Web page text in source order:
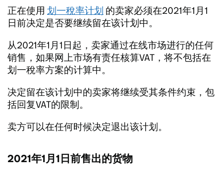
正在使用 划一稅率计划 的卖家必须在2021年1月1
日前决定是否要继续留在该计划中。
从2021年1月1日起，卖家通过在线市场进行的任何
销售，如果网上市场有责任核算VAT，将不包括在
划一稅率方案的计算中。
决定留在该计划中的卖家将继续受其条件约束，包
括回复VAT的限制。
卖方可以在任何时候决定退出该计划。
2021年1月1日前售出的货物